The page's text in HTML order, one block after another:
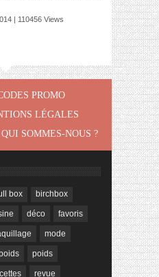
| 110456 Views
PROMO
LÉGALES
QUI SOMMES-NOUS ?
box birchbox
déco favoris
mode
poids
revue